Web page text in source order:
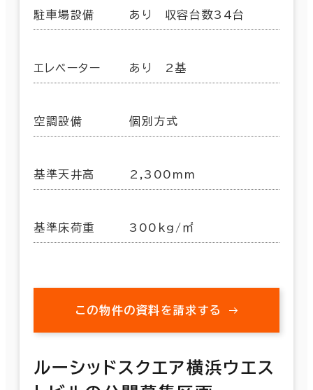
駐車場設備 あり 収容台数34台
エレベーター あり 2基
空調設備 個別方式
基準天井高 2,300mm
基準床荷重 300kg/㎡
この物件の資料を請求する
ルーシッドスクエア横浜ウエス